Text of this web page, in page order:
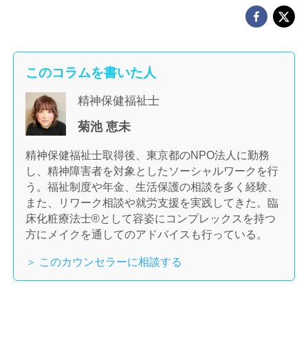
このコラムを書いた人
精神保健福祉士
菊池 恵未
精神保健福祉士取得後、東京都のNPO法人に勤務
し、精神障害者を対象としたソーシャルワークを行
う。福祉制度や年金、生活保護の相談を多く経験、
また、リワーク相談や就労支援を実践してきた。臨
床化粧療法士®として容姿にコンプレックスを持つ
方にメイクを通してのアドバイスも行っている。
＞ このカウンセラーに相談する